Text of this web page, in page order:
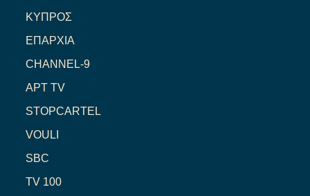
ΚΥΠΡΟΣ
ΕΠΑΡΧΙΑ
CHANNEL-9
ΑΡΤ TV
STOPCARTEL
VOULI
SBC
TV 100